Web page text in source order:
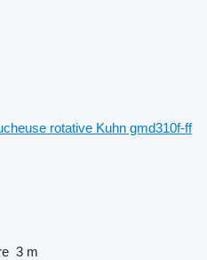
rotative Kuhn gmd310f-ff
3 m